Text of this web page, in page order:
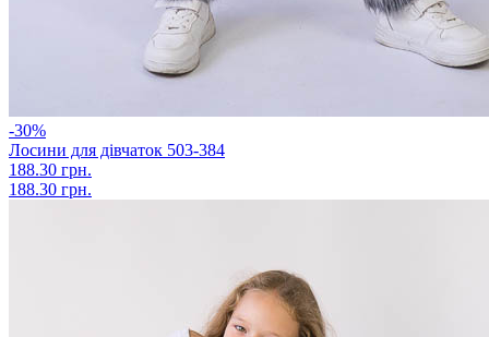
-30%
Лосини для дівчаток 503-384
188.30 грн.
188.30 грн.